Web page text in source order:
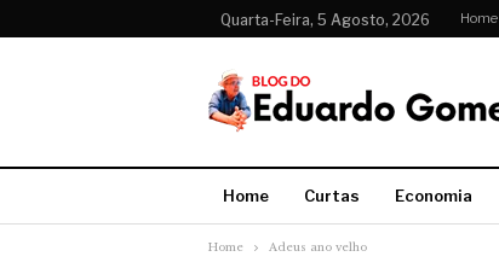
Quarta-Feira, 5 Agosto, 2026 Home
Home Curtas Economia
Home Adeus ano velho